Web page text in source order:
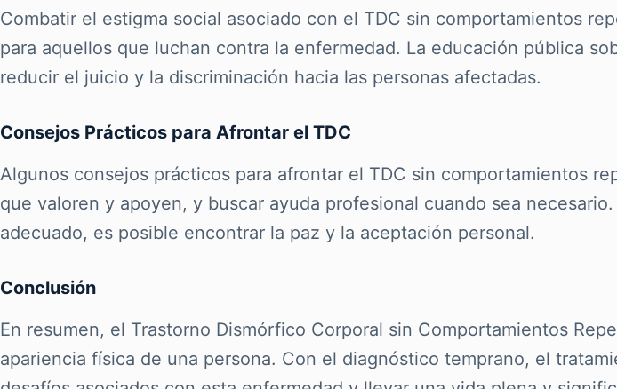
Combatir el estigma social asociado con el TDC sin comportamientos
para aquellos que luchan contra la enfermedad. La educación pública
reducir el juicio y la discriminación hacia las personas afectadas.
Consejos Prácticos para Afrontar el TDC
Algunos consejos prácticos para afrontar el TDC sin comportamientos
que valoren y apoyen, y buscar ayuda profesional cuando sea
adecuado, es posible encontrar la paz y la aceptación personal.
Conclusión
En resumen, el Trastorno Dismórfico Corporal sin Comportamientos
apariencia física de una persona. Con el diagnóstico temprano, el